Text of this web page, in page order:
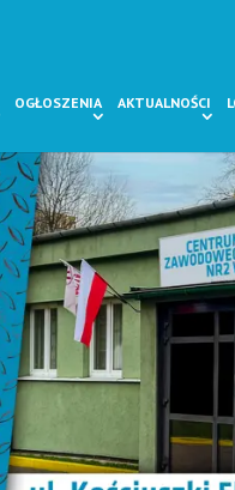
OGŁOSZENIA AKTUALNOŚCI